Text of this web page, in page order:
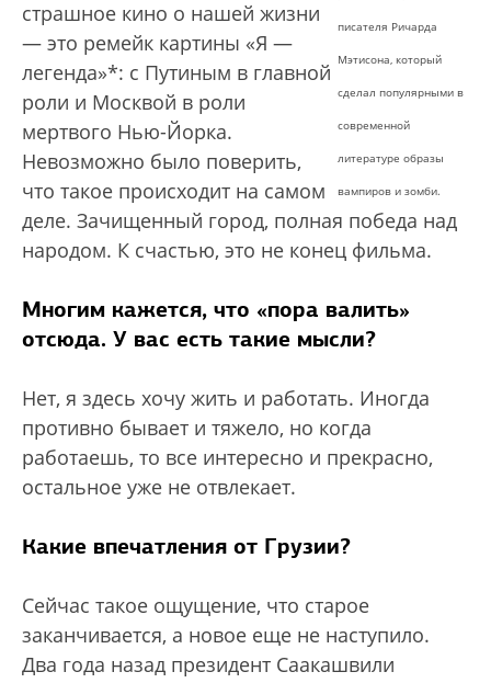
писателя Ричарда
Мэтисона, который
сделал популярными в
современной
литературе образы
вампиров и зомби.
страшное кино о нашей жизни
— это ремейк картины «Я —
легенда»*: с Путиным в главной
роли и Москвой в роли
мертвого Нью-Йорка.
Невозможно было поверить,
что такое происходит на самом
деле. Зачищенный город, полная победа над
народом. К счастью, это не конец фильма.
Многим кажется, что «пора валить»
отсюда. У вас есть такие мысли?
Нет, я здесь хочу жить и работать. Иногда
противно бывает и тяжело, но когда
работаешь, то все интересно и прекрасно,
остальное уже не отвлекает.
Какие впечатления от Грузии?
Сейчас такое ощущение, что старое
заканчивается, а новое еще не наступило.
Два года назад президент Саакашвили